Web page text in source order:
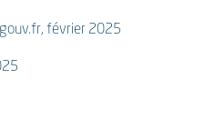
février 2025